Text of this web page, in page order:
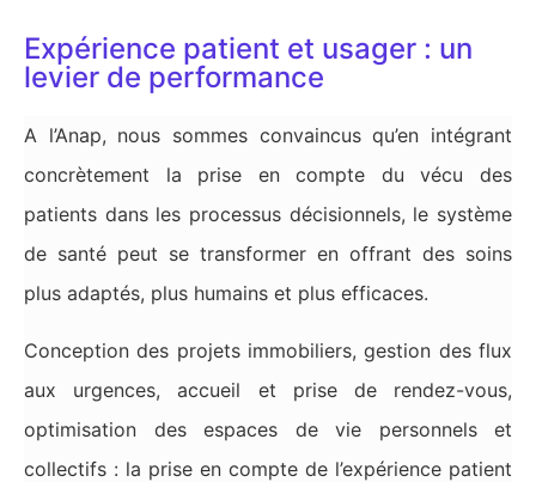
Expérience patient et usager : un
levier de performance
A l’Anap, nous sommes convaincus qu’en intégrant
concrètement la prise en compte du vécu des
patients dans les processus décisionnels, le système
de santé peut se transformer en offrant des soins
plus adaptés, plus humains et plus efficaces.
Conception des projets immobiliers, gestion des flux
aux urgences, accueil et prise de rendez-vous,
optimisation des espaces de vie personnels et
collectifs : la prise en compte de l’expérience patient